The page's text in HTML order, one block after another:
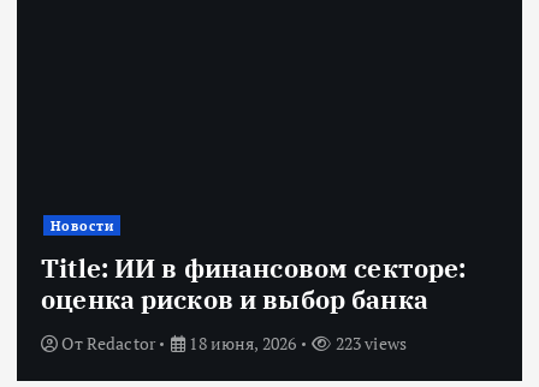
Новости
Title: ИИ в финансовом секторе:
оценка рисков и выбор банка
ОтRedactor 18 июня, 2026 223 views